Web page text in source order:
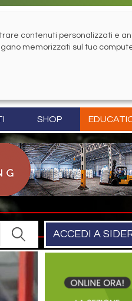
SHOP
ACCEDI A
contenuti personalizzati e
memorizzati sul tuo